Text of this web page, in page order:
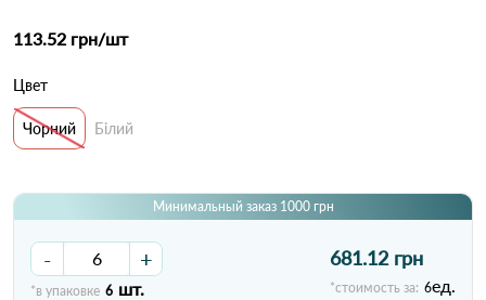
113.52 грн/шт
Цвет
Чорний Білий
Минимальный заказ 1000 грн
- +
*в упаковке 6 шт.
681.12 грн
*стоимость за: 6ед.